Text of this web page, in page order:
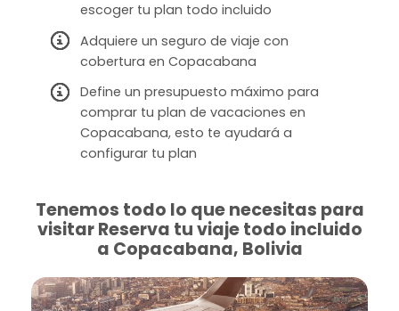
escoger tu plan todo incluido
Adquiere un seguro de viaje con
cobertura en Copacabana
Define un presupuesto máximo para
comprar tu plan de vacaciones en
Copacabana, esto te ayudará a
configurar tu plan
Tenemos todo lo que necesitas para
visitar Reserva tu viaje todo incluido
a Copacabana, Bolivia